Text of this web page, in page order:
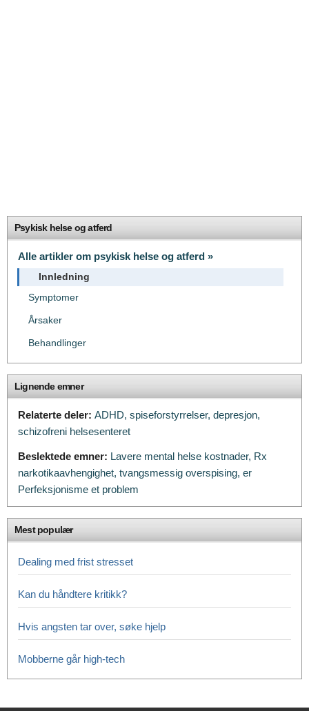
Psykisk helse og atferd
Alle artikler om psykisk helse og atferd »
Innledning
Symptomer
Årsaker
Behandlinger
Lignende emner
Relaterte deler: ADHD, spiseforstyrrelser, depresjon,
schizofreni helsesenteret
Beslektede emner: Lavere mental helse kostnader, Rx
narkotikaavhengighet, tvangsmessig overspising, er
Perfeksjonisme et problem
Mest populær
Dealing med frist stresset
Kan du håndtere kritikk?
Hvis angsten tar over, søke hjelp
Mobberne går high-tech